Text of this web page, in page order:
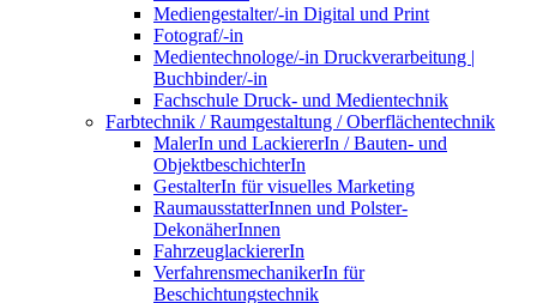
Mediengestalter/-in Digital und Print
Fotograf/-in
Medientechnologe/-in Druckverarbeitung |
Buchbinder/-in
Fachschule Druck- und Medientechnik
Farbtechnik / Raumgestaltung / Oberflächentechnik
MalerIn und LackiererIn / Bauten- und
ObjektbeschichterIn
GestalterIn für visuelles Marketing
RaumausstatterInnen und Polster-
DekonäherInnen
FahrzeuglackiererIn
VerfahrensmechanikerIn für
Beschichtungstechnik